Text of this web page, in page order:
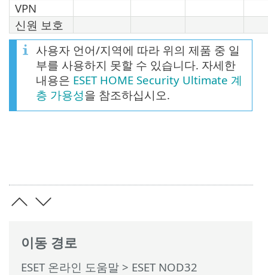
이동 경로
ESET 온라인 도움말 > ESET NOD32
VPN
신원 보호
사용자 언어/지역에 따라 위의 제품 중 일
부를 사용하지 못할 수 있습니다. 자세한
내용은 ESET HOME Security Ultimate 계
층 가용성을 참조하십시오.